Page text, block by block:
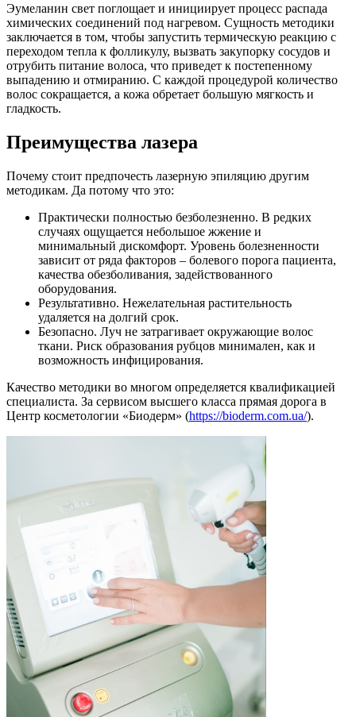
Эумеланин свет поглощает и инициирует процесс распада
химических соединений под нагревом. Сущность методики
заключается в том, чтобы запустить термическую реакцию с
переходом тепла к фолликулу, вызвать закупорку сосудов и
отрубить питание волоса, что приведет к постепенному
выпадению и отмиранию. С каждой процедурой количество
волос сокращается, а кожа обретает большую мягкость и
гладкость.
Преимущества лазера
Почему стоит предпочесть лазерную эпиляцию другим
методикам. Да потому что это:
Практически полностью безболезненно. В редких
случаях ощущается небольшое жжение и
минимальный дискомфорт. Уровень болезненности
зависит от ряда факторов – болевого порога пациента,
качества обезболивания, задействованного
оборудования.
Результативно. Нежелательная растительность
удаляется на долгий срок.
Безопасно. Луч не затрагивает окружающие волос
ткани. Риск образования рубцов минимален, как и
возможность инфицирования.
Качество методики во многом определяется квалификацией
специалиста. За сервисом высшего класса прямая дорога в
Центр косметологии «Биодерм» (https://bioderm.com.ua/).